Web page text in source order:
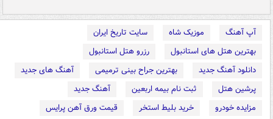
آپ آهنگ موزیک شاه
سایت تاریخ ایران
بهترین هتل های استانبول
رزرو هتل استانبول
دانلود آهنگ جدید
بهترین جراح بینی ترمیمی
آهنگ های جدید
پرشین هتل
ثبت نام بیمه اربعین
آهنگ جدید
مزایده خودرو
خرید بلیط استخر
قیمت ورق آهن پرایس